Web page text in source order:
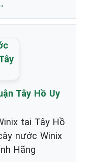
Tây Hồ Uy
tại Tây Hồ
nước Winix
Hãng